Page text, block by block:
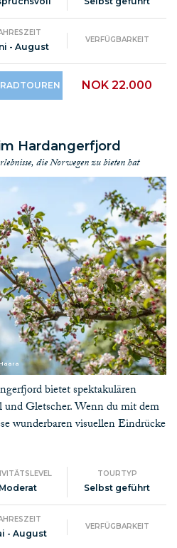
von Discover Norway unter:
- August
VERFÜGBARKEIT
NOK 22.000
Hardangerfjord
die Norwegen zu bieten hat
bietet spektakulären
Gletscher. Wenn du mit dem
wunderbaren visuellen Eindrücke
Moderat
TOURTYP
Selbst geführt
- August
VERFÜGBARKEIT